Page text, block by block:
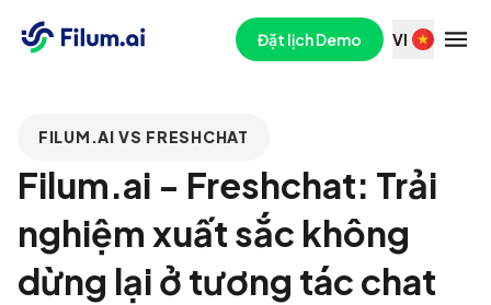
Đặt lịch Demo VI
FILUM.AI VS FRESHCHAT
Filum.ai - Freshchat: Trải
nghiệm xuất sắc không
dừng lại ở tương tác chat